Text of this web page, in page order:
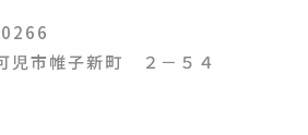
児市帷子新町 ２－５４